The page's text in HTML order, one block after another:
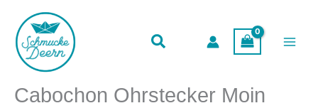
Inhalt
springen
Cabochon Ohrstecker Moin
Rosa
Menge